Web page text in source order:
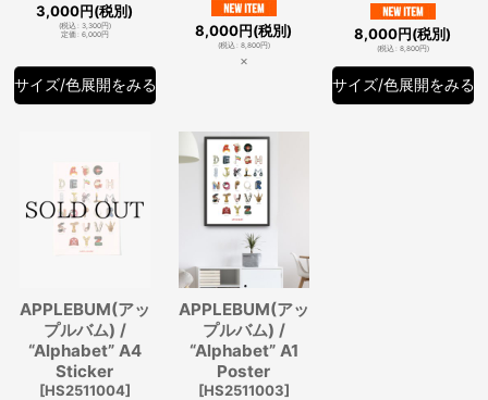
3,000円(税別)
(税込: 3,300円)
定価: 6,000円
サイズ/色展開をみる
8,000円(税別)
(税込 8,800円)
×
8,000円(税別)
(税込 8,800円)
サイズ/色展開をみる
APPLEBUM(アッ
プルバム) /
“Alphabet” A4
Sticker
[HS2511004]
APPLEBUM(アッ
プルバム) /
“Alphabet” A1
Poster
[HS2511003]